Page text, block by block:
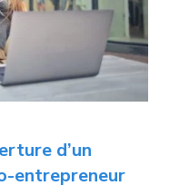
d’un
entrepreneur